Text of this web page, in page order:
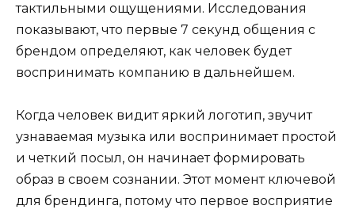
тактильными ощущениями. Исследования
показывают, что первые 7 секунд общения с
брендом определяют, как человек будет
воспринимать компанию в дальнейшем.
Когда человек видит яркий логотип, звучит
узнаваемая музыка или воспринимает простой
и четкий посыл, он начинает формировать
образ в своем сознании. Этот момент ключевой
для брендинга, потому что первое восприятие